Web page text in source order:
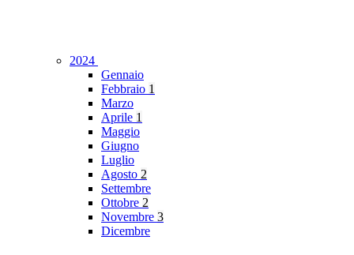
2024
Gennaio
Febbraio 1
Marzo
Aprile 1
Maggio
Giugno
Luglio
Agosto 2
Settembre
Ottobre 2
Novembre 3
Dicembre